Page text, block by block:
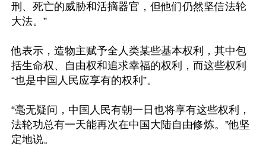
刑、死亡的威胁和活摘器官，但他们仍然坚信法轮
大法。”
他表示，造物主赋予全人类某些基本权利，其中包
括生命权、自由权和追求幸福的权利，而这些权利
“也是中国人民应享有的权利”。
“毫无疑问，中国人民有朝一日也将享有这些权利，
法轮功总有一天能再次在中国大陆自由修炼。”他坚
定地说。